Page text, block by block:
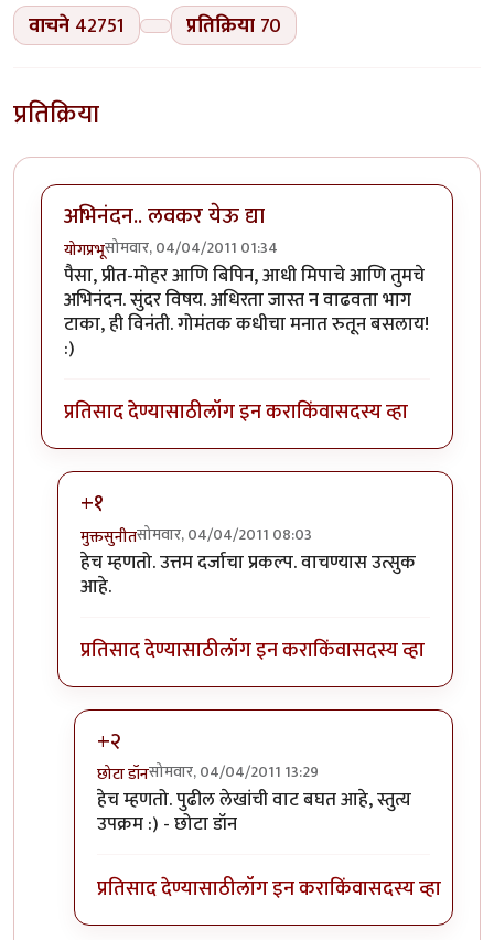
वाचने 42751 प्रतिक्रिया 70
प्रतिक्रिया
अभिनंदन.. लवकर येऊ द्या
योगप्रभूसोमवार, 04/04/2011 01:34
पैसा, प्रीत-मोहर आणि बिपिन, आधी मिपाचे आणि तुमचे
अभिनंदन. सुंदर विषय. अधिरता जास्त न वाढवता भाग
टाका, ही विनंती. गोमंतक कधीचा मनात रुतून बसलाय!
:)
प्रतिसाद देण्यासाठीलॉग इन कराकिंवासदस्य व्हा
+१
मुक्तसुनीतसोमवार, 04/04/2011 08:03
In reply toअभिनंदन.. लवकर येऊ द्याbyयोगप्रभू
हेच म्हणतो. उत्तम दर्जाचा प्रकल्प. वाचण्यास उत्सुक
आहे.
प्रतिसाद देण्यासाठीलॉग इन कराकिंवासदस्य व्हा
+२
छोटा डॉनसोमवार, 04/04/2011 13:29
In reply to+१byमुक्तसुनीत
हेच म्हणतो. पुढील लेखांची वाट बघत आहे, स्तुत्य
उपक्रम :) - छोटा डॉन
प्रतिसाद देण्यासाठीलॉग इन कराकिंवासदस्य व्हा